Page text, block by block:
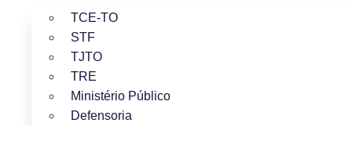
TCE-TO
STF
TJTO
TRE
Ministério Público
Defensoria